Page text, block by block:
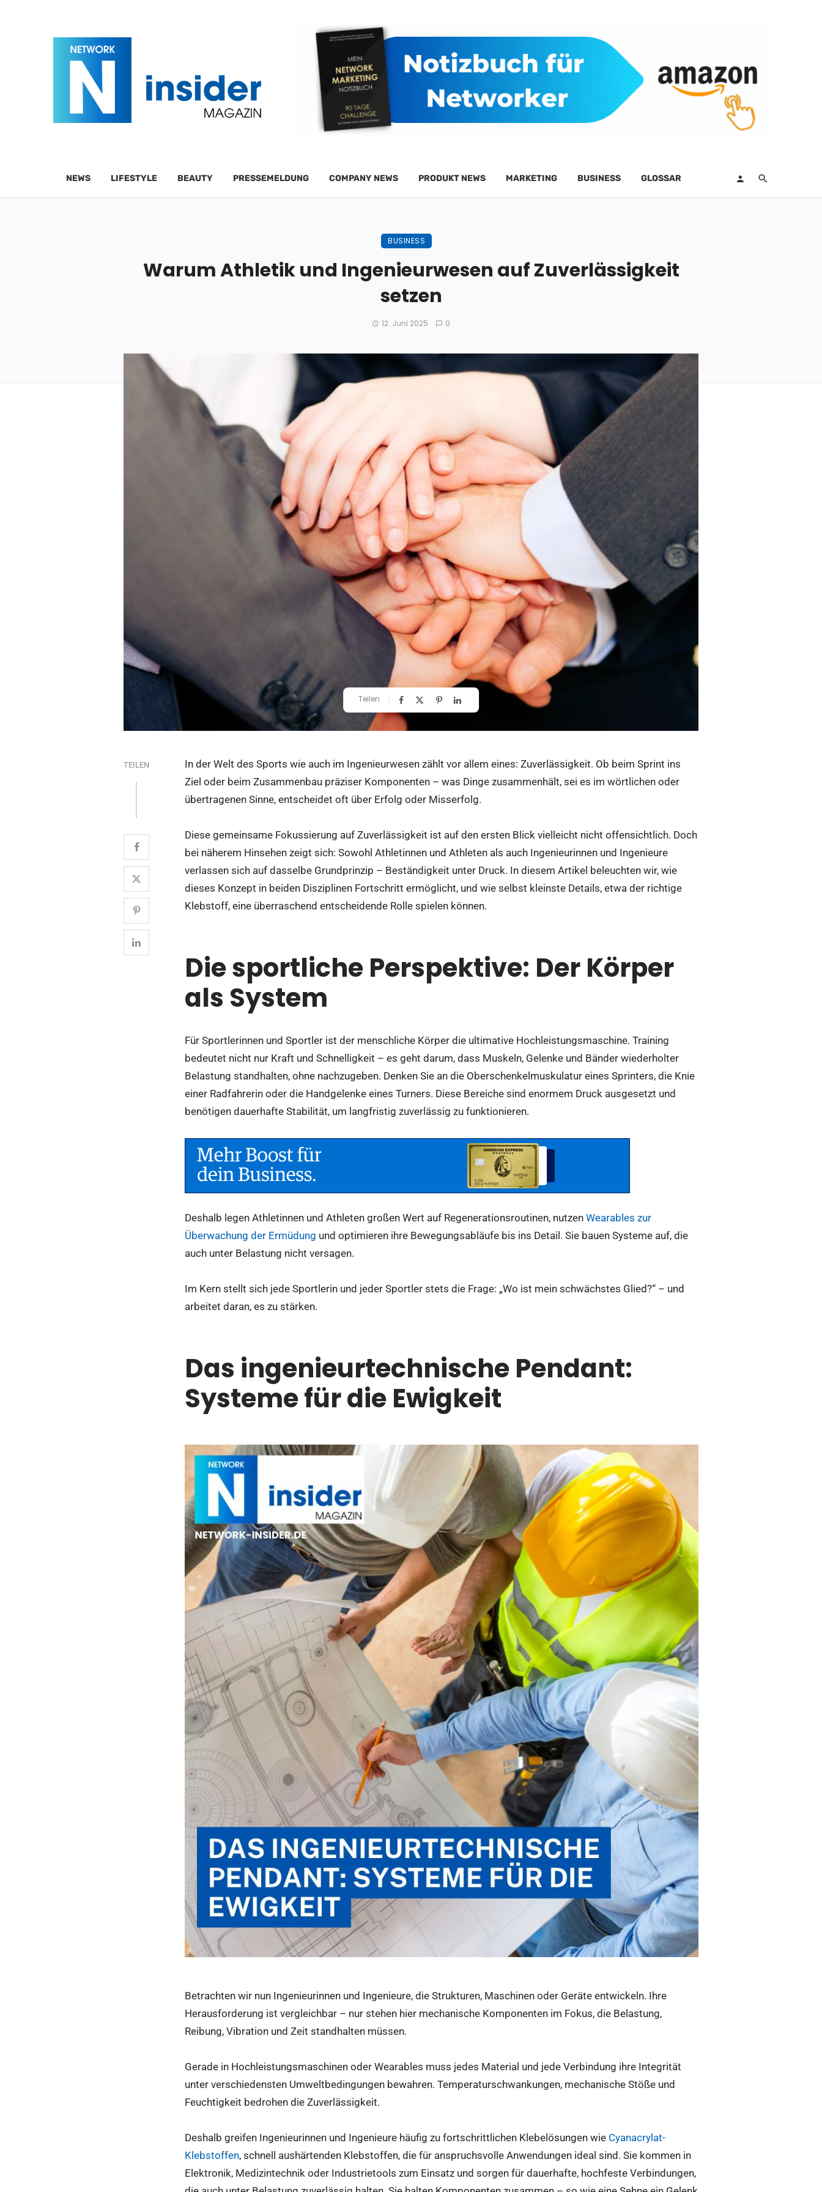
NEWS LIFESTYLE BEAUTY PRESSEMELDUNG COMPANY NEWS PRODUKT NEWS MARKETING BUSINESS GLOSSAR
BUSINESS
Warum Athletik und Ingenieurwesen auf Zuverlässigkeit
setzen
12. Juni 2025 0
Teilen
TEILEN
In der Welt des Sports wie auch im Ingenieurwesen zählt vor allem eines: Zuverlässigkeit. Ob beim Sprint ins
Ziel oder beim Zusammenbau präziser Komponenten – was Dinge zusammenhält, sei es im wörtlichen oder
übertragenen Sinne, entscheidet oft über Erfolg oder Misserfolg.
Diese gemeinsame Fokussierung auf Zuverlässigkeit ist auf den ersten Blick vielleicht nicht offensichtlich. Doch
bei näherem Hinsehen zeigt sich: Sowohl Athletinnen und Athleten als auch Ingenieurinnen und Ingenieure
verlassen sich auf dasselbe Grundprinzip – Beständigkeit unter Druck. In diesem Artikel beleuchten wir, wie
dieses Konzept in beiden Disziplinen Fortschritt ermöglicht, und wie selbst kleinste Details, etwa der richtige
Klebstoff, eine überraschend entscheidende Rolle spielen können.
Die sportliche Perspektive: Der Körper
als System
Für Sportlerinnen und Sportler ist der menschliche Körper die ultimative Hochleistungsmaschine. Training
bedeutet nicht nur Kraft und Schnelligkeit – es geht darum, dass Muskeln, Gelenke und Bänder wiederholter
Belastung standhalten, ohne nachzugeben. Denken Sie an die Oberschenkelmuskulatur eines Sprinters, die Knie
einer Radfahrerin oder die Handgelenke eines Turners. Diese Bereiche sind enormem Druck ausgesetzt und
benötigen dauerhafte Stabilität, um langfristig zuverlässig zu funktionieren.
Deshalb legen Athletinnen und Athleten großen Wert auf Regenerationsroutinen, nutzen Wearables zur
Überwachung der Ermüdung und optimieren ihre Bewegungsabläufe bis ins Detail. Sie bauen Systeme auf, die
auch unter Belastung nicht versagen.
Im Kern stellt sich jede Sportlerin und jeder Sportler stets die Frage: „Wo ist mein schwächstes Glied?“ – und
arbeitet daran, es zu stärken.
Das ingenieurtechnische Pendant:
Systeme für die Ewigkeit
Betrachten wir nun Ingenieurinnen und Ingenieure, die Strukturen, Maschinen oder Geräte entwickeln. Ihre
Herausforderung ist vergleichbar – nur stehen hier mechanische Komponenten im Fokus, die Belastung,
Reibung, Vibration und Zeit standhalten müssen.
Gerade in Hochleistungsmaschinen oder Wearables muss jedes Material und jede Verbindung ihre Integrität
unter verschiedensten Umweltbedingungen bewahren. Temperaturschwankungen, mechanische Stöße und
Feuchtigkeit bedrohen die Zuverlässigkeit.
Deshalb greifen Ingenieurinnen und Ingenieure häufig zu fortschrittlichen Klebelösungen wie Cyanacrylat-
Klebstoffen, schnell aushärtenden Klebstoffen, die für anspruchsvolle Anwendungen ideal sind. Sie kommen in
Elektronik, Medizintechnik oder Industrietools zum Einsatz und sorgen für dauerhafte, hochfeste Verbindungen,